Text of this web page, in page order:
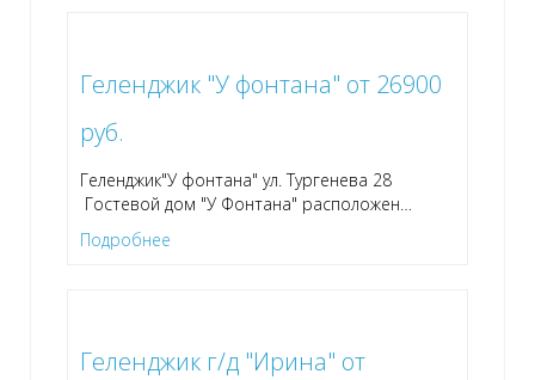
Геленджик "У фонтана" от 26900
руб.
Геленджик"У фонтана" ул. Тургенева 28
Гостевой дом "У Фонтана" расположен…
Подробнее
Геленджик г/д "Ирина" от